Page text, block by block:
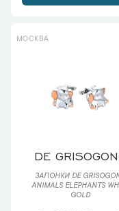
МОСКВА
DE
ЗАПОНКИ DE
ANIMALS ELEPHANTS
GOLD